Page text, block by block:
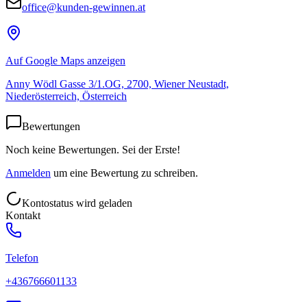
office@kunden-gewinnen.at
Auf Google Maps anzeigen
Anny Wödl Gasse 3/1.OG, 2700, Wiener Neustadt,
Niederösterreich, Österreich
Bewertungen
Noch keine Bewertungen. Sei der Erste!
Anmelden um eine Bewertung zu schreiben.
Kontostatus wird geladen
Kontakt
Telefon
+436766601133